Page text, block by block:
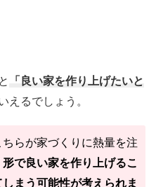
「良い家を作り上げたいと
えるでしょう。
らが家づくりに熱量を注
で良い家を作り上げるこ
まう可能性が考えられま